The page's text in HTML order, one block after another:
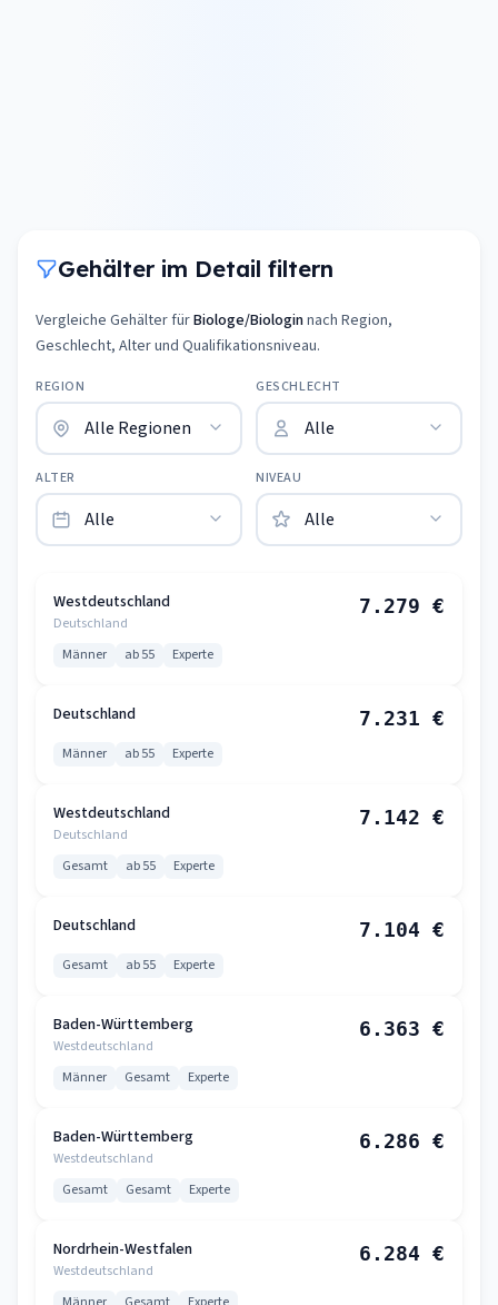
Gehälter im Detail filtern
Vergleiche Gehälter fürBiologe/Biologinnach Region,
Geschlecht, Alter und Qualifikationsniveau.
REGION GESCHLECHT
ALTER NIVEAU
Westdeutschland
Deutschland
7.279 €
Männer ab 55 Experte
Deutschland 7.231 €
Männer ab 55 Experte
Westdeutschland
Deutschland
7.142 €
Gesamt ab 55 Experte
Deutschland 7.104 €
Gesamt ab 55 Experte
Baden-Württemberg
Westdeutschland
6.363 €
Männer Gesamt Experte
Baden-Württemberg
Westdeutschland
6.286 €
Gesamt Gesamt Experte
Nordrhein-Westfalen
Westdeutschland
6.284 €